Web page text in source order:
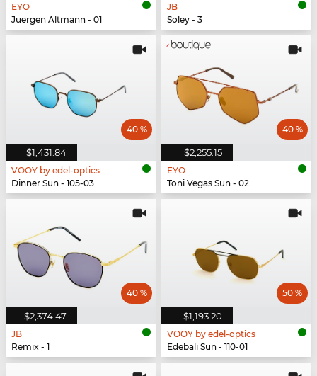
EYO
Juergen Altmann - 01
JB
Soley - 3
$1,431.84
40 %
VOOY by edel-optics
Dinner Sun - 105-03
$2,255.15
40 %
EYO
Toni Vegas Sun - 02
$2,374.47
40 %
JB
Remix - 1
$1,193.20
50 %
VOOY by edel-optics
Edebali Sun - 110-01